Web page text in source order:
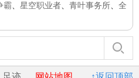
霸 星空职业者 青叶事务所
全